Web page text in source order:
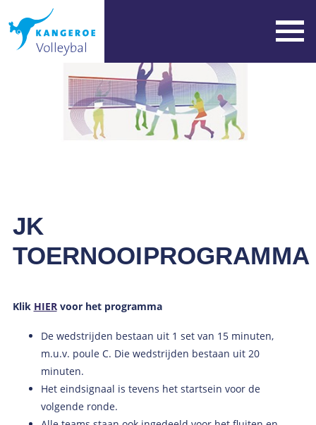
JK
TOERNOOIPROGRAMMA
Klik HIERvoor het programma
De wedstrijden bestaan uit 1 set van 15 minuten,
m.u.v. poule C. Die wedstrijden bestaan uit 20
minuten.
Het eindsignaal is tevens het startsein voor de
volgende ronde.